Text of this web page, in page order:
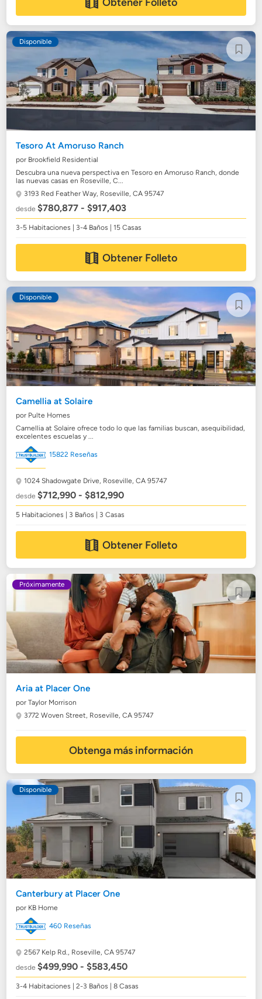
Disponible
Tesoro At Amoruso Ranch
por Brookfield Residential
Descubra una nueva perspectiva en Tesoro en Amoruso Ranch, donde
las nuevas casas en Roseville, C...
3193 Red Feather Way, Roseville, CA 95747
desde$780,877 - $917,403
3-5 Habitaciones | 3-4 Baños | 15 Casas
Obtener Folleto
Disponible
Camellia at Solaire
por Pulte Homes
Camellia at Solaire ofrece todo lo que las familias buscan, asequibilidad,
excelentes escuelas y ...
15822 Reseñas
1024 Shadowgate Drive, Roseville, CA 95747
desde$712,990 - $812,990
5 Habitaciones | 3 Baños | 3 Casas
Obtener Folleto
Próximamente
Aria at Placer One
por Taylor Morrison
3772 Woven Street, Roseville, CA 95747
Obtenga más información
Disponible
Canterbury at Placer One
por KB Home
460 Reseñas
2567 Kelp Rd., Roseville, CA 95747
desde$499,990 - $583,450
3-4 Habitaciones | 2-3 Baños | 8 Casas